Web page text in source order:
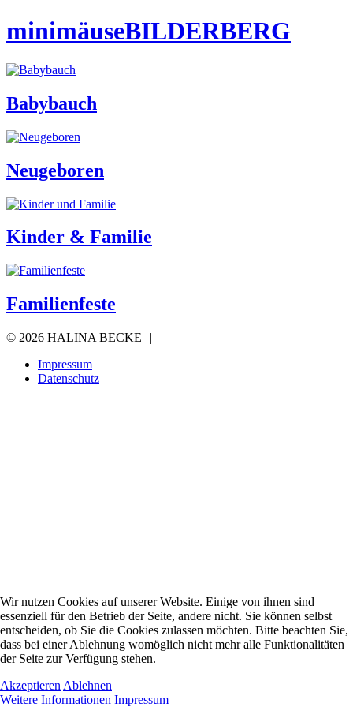
minimäuseBILDERBERG
Babybauch
Neugeboren
Kinder & Familie
Familienfeste
© 2026 HALINA BECKE
|
Impressum
Datenschutz
Wir nutzen Cookies auf unserer Website. Einige von ihnen sind
essenziell für den Betrieb der Seite, andere nicht. Sie können selbst
entscheiden, ob Sie die Cookies zulassen möchten. Bitte beachten Sie,
dass bei einer Ablehnung womöglich nicht mehr alle Funktionalitäten
der Seite zur Verfügung stehen.
Akzeptieren Ablehnen
Weitere Informationen Impressum